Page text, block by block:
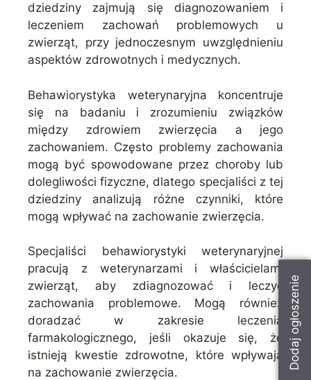
Dodaj ogłoszenie
dziedziny zajmują się diagnozowaniem i
leczeniem zachowań problemowych u
zwierząt, przy jednoczesnym uwzględnieniu
aspektów zdrowotnych i medycznych.
Behawiorystyka weterynaryjna koncentruje
się na badaniu i zrozumieniu związków
między zdrowiem zwierzęcia a jego
zachowaniem. Często problemy zachowania
mogą być spowodowane przez choroby lub
dolegliwości fizyczne, dlatego specjaliści z tej
dziedziny analizują różne czynniki, które
mogą wpływać na zachowanie zwierzęcia.
Specjaliści behawiorystyki weterynaryjnej
pracują z weterynarzami i właścicielami
zwierząt, aby zdiagnozować i leczyć
zachowania problemowe. Mogą również
doradzać w zakresie leczenia
farmakologicznego, jeśli okazuje się, że
istnieją kwestie zdrowotne, które wpływają
na zachowanie zwierzęcia.